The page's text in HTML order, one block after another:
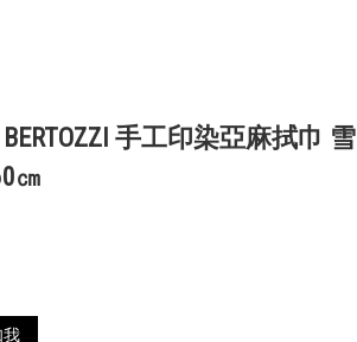
手工印染亞麻拭巾 雪
㎝
我